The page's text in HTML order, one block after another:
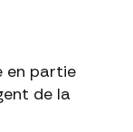
en partie
de la